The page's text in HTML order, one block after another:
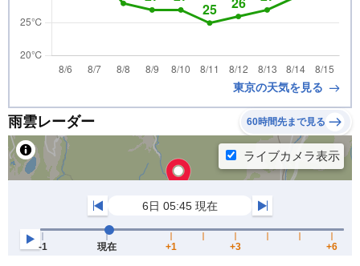
東京の天気を見る
雨雲レーダー 60時間先まで見る